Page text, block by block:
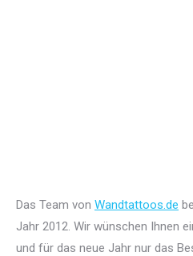
Das Team von Wandtattoos.de
Jahr 2012. Wir wünschen Ihnen
und für das neue Jahr nur das